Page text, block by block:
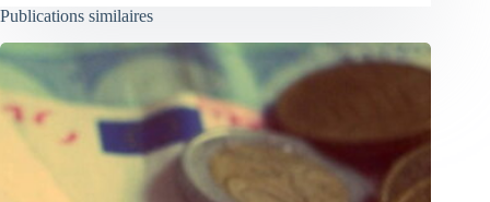
Publications similaires